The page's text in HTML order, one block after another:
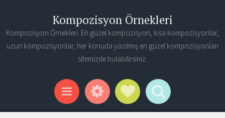
Kompozisyon Örnekleri
Kompozisyon Örnekleri. En güzel kompozisyon, kısa kompozisyonlar,
uzun kompozisyonlar, her konuda yazılmış en güzel kompozisyonları
sitemizde bulabilirsiniz.
Menu WidgetsSocial Links
Search